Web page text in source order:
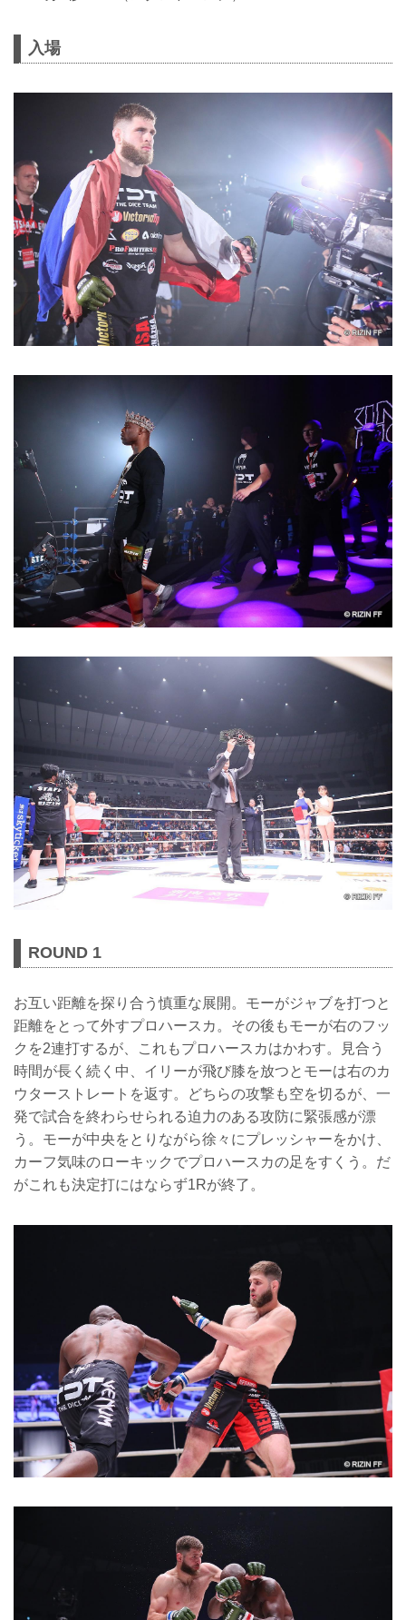
入場
ROUND 1
お互い距離を探り合う慎重な展開。モーがジャブを打つと
距離をとって外すプロハースカ。その後もモーが右のフッ
クを2連打するが、これもプロハースカはかわす。見合う
時間が長く続く中、イリーが飛び膝を放つとモーは右のカ
ウターストレートを返す。どちらの攻撃も空を切るが、一
発で試合を終わらせられる迫力のある攻防に緊張感が漂
う。モーが中央をとりながら徐々にプレッシャーをかけ、
カーフ気味のローキックでプロハースカの足をすくう。だ
がこれも決定打にはならず1Rが終了。